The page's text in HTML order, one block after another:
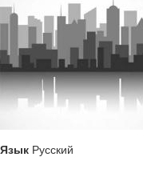
Язык Русский